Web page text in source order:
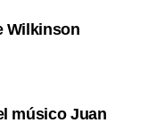
Wilkinson
músico Juan